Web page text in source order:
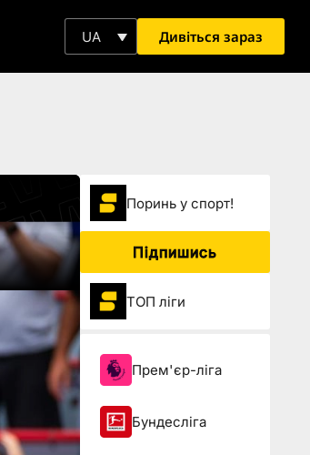
UA Дивіться зараз
Поринь у спорт!
Підпишись
ТОП ліги
Прем'єр-ліга
Бундесліга